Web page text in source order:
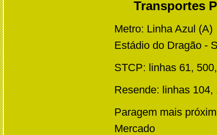
Transportes
Metro: Linha Azul (A)
Estádio do Dragão -
STCP: linhas 61,
Resende: linhas 104,
Paragem mais
Mercado